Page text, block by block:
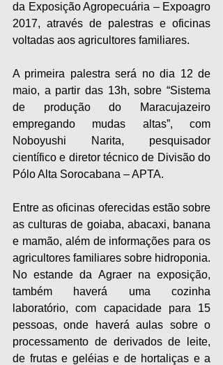
da Exposição Agropecuária – Expoagro
2017, através de palestras e oficinas
voltadas aos agricultores familiares.
A primeira palestra será no dia 12 de
maio, a partir das 13h, sobre “Sistema
de produção do Maracujazeiro
empregando mudas altas”, com
Noboyushi Narita, pesquisador
científico e diretor técnico de Divisão do
Pólo Alta Sorocabana – APTA.
Entre as oficinas oferecidas estão sobre
as culturas de goiaba, abacaxi, banana
e mamão, além de informações para os
agricultores familiares sobre hidroponia.
No estande da Agraer na exposição,
também haverá uma cozinha
laboratório, com capacidade para 15
pessoas, onde haverá aulas sobre o
processamento de derivados de leite,
de frutas e geléias e de hortaliças e a